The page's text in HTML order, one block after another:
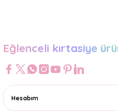
Eğlenceli kırtasiye
Hesabım